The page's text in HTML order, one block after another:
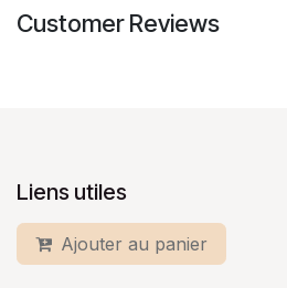
Customer Reviews
Liens utiles
Ajouter au panier